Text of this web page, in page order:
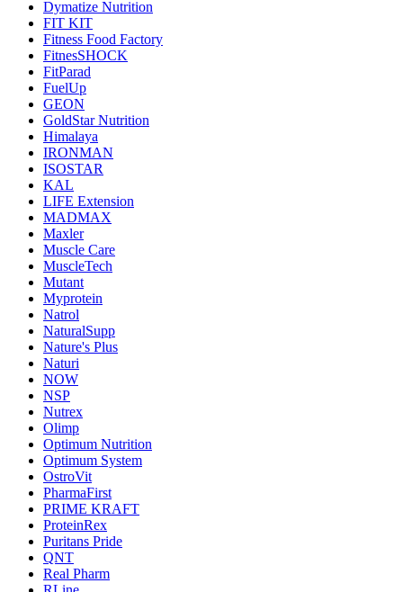
Dymatize Nutrition
FIT KIT
Fitness Food Factory
FitnesSHOCK
FitParad
FuelUp
GEON
GoldStar Nutrition
Himalaya
IRONMAN
ISOSTAR
KAL
LIFE Extension
MADMAX
Maxler
Muscle Care
MuscleTech
Mutant
Myprotein
Natrol
NaturalSupp
Nature's Plus
Naturi
NOW
NSP
Nutrex
Olimp
Optimum Nutrition
Optimum System
OstroVit
PharmaFirst
PRIME KRAFT
ProteinRex
Puritans Pride
QNT
Real Pharm